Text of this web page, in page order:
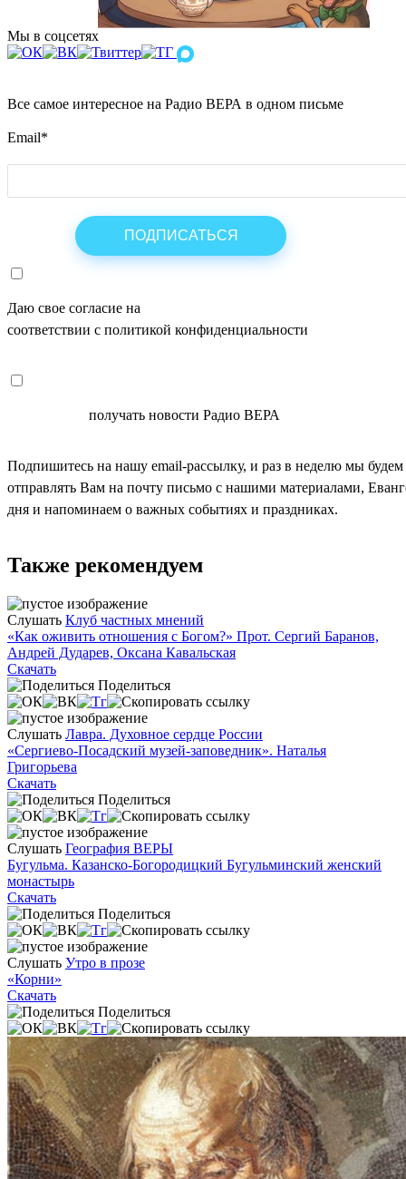
Мы в соцсетях
Все самое интересное на Радио ВЕРА в одном письме
Email*
Даю свое согласие на
соответствии с политикой конфиденциальности
получать новости Радио ВЕРА
Подпишитесь на нашу email-рассылку, и раз в неделю мы будем
отправлять Вам на почту письмо с нашими материалами,
дня и напоминаем о важных событиях и праздниках.
Также рекомендуем
Слушать Клуб частных мнений
«Как оживить отношения с Богом?» Прот. Сергий Баранов,
Андрей Дударев, Оксана Кавальская
Скачать
Поделиться
Слушать Лавра. Духовное сердце России
«Сергиево-Посадский музей-заповедник». Наталья
Григорьева
Скачать
Поделиться
Слушать География ВЕРЫ
Бугульма. Казанско-Богородицкий Бугульминский женский
монастырь
Скачать
Поделиться
Слушать Утро в прозе
«Корни»
Скачать
Поделиться